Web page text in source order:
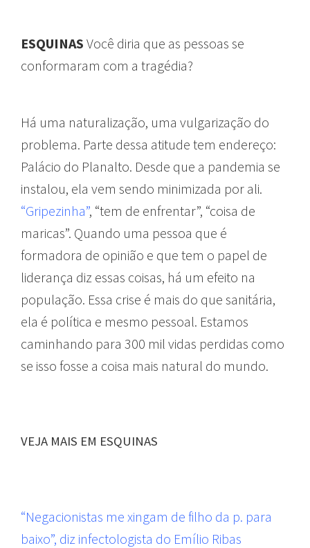
ESQUINAS Você diria que as pessoas se
conformaram com a tragédia?
Há uma naturalização, uma vulgarização do
problema. Parte dessa atitude tem endereço:
Palácio do Planalto. Desde que a pandemia se
instalou, ela vem sendo minimizada por ali.
“Gripezinha”, “tem de enfrentar”, “coisa de
maricas”. Quando uma pessoa que é
formadora de opinião e que tem o papel de
liderança diz essas coisas, há um efeito na
população. Essa crise é mais do que sanitária,
ela é política e mesmo pessoal. Estamos
caminhando para 300 mil vidas perdidas como
se isso fosse a coisa mais natural do mundo.
VEJA MAIS EM ESQUINAS
“Negacionistas me xingam de filho da p. para
baixo”, diz infectologista do Emílio Ribas